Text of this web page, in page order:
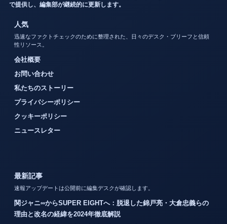
で提供し、編集部が継続的に更新します。
人気
迅速なファクトチェックのために整理された、日々のデスク・ブリーフと信頼
性リソース。
会社概要
お問い合わせ
私たちのストーリー
プライバシーポリシー
クッキーポリシー
ニュースレター
最新記事
速報アップデートは公開前に編集デスクが確認します。
関ジャニ∞からSUPER EIGHTへ：脱退した錦戸亮・大倉忠義らの
理由と改名の経緯を2024年徹底解説